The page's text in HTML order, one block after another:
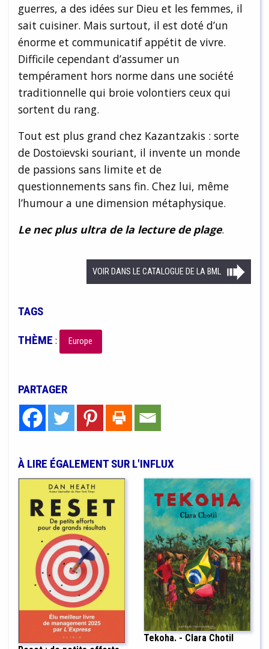
guerres, a des idées sur Dieu et les femmes, il
sait cuisiner. Mais surtout, il est doté d’un
énorme et communicatif appétit de vivre.
Difficile cependant d’assumer un
tempérament hors norme dans une société
traditionnelle qui broie volontiers ceux qui
sortent du rang.
Tout est plus grand chez Kazantzakis : sorte
de Dostoïevski souriant, il invente un monde
de passions sans limite et de
questionnements sans fin. Chez lui, même
l’humour a une dimension métaphysique.
Le nec plus ultra de la lecture de plage.
VOIR DANS LE CATALOGUE DE LA BML
TAGS
THÈME : Europe
PARTAGER
À LIRE ÉGALEMENT SUR L'INFLUX
Tekoha. - Clara Chotil